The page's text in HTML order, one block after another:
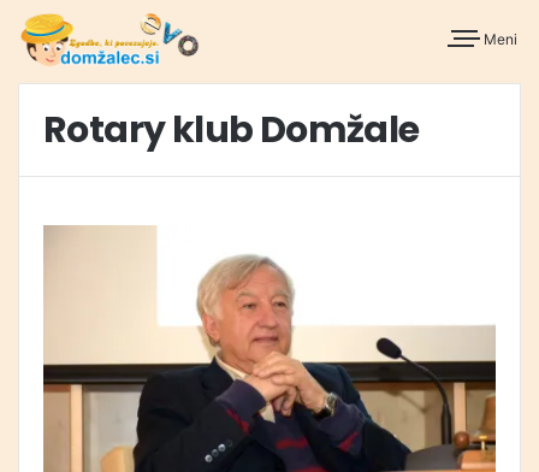
Meni
Rotary klub Domžale